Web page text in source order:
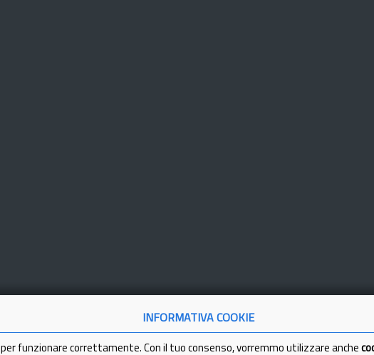
INFORMATIVA COOKIE
per funzionare correttamente. Con il tuo consenso, vorremmo utilizzare anche